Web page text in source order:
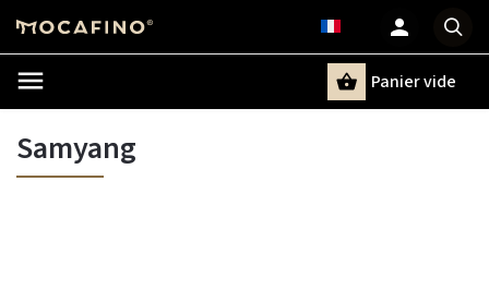
Panier vide
Samyang